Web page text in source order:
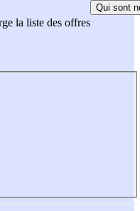
la liste des offres
Qui sont